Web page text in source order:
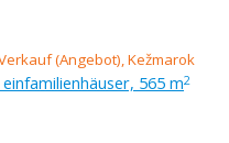
565 m2